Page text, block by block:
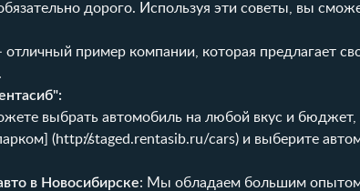
дорого. Используя эти советы, вы
отличный пример компании, которая предлагает
выбрать автомобиль на любой вкус и
(http://staged.rentasib.ru/cars) и выберите
в Новосибирске: Мы обладаем большим